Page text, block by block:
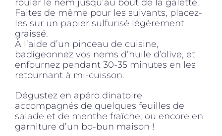
rouler le nem jusqu’au bout de la galette.
Faites de même pour les suivants, placez-
les sur un papier sulfurisé légèrement
graissé.
À l’aide d’un pinceau de cuisine,
badigeonnez vos nems d’huile d’olive, et
enfournez pendant 30-35 minutes en les
retournant à mi-cuisson.
Dégustez en apéro dinatoire
accompagnés de quelques feuilles de
salade et de menthe fraîche, ou encore en
garniture d’un bo-bun maison !